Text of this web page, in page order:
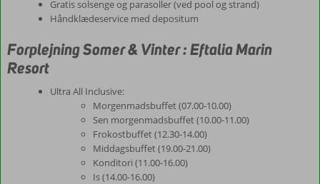
Gratis solsenge og parasoller (ved pool og strand)
Håndklædeservice med depositum
Forplejning Somer & Vinter : Eftalia Marin
Resort
Ultra All Inclusive:
Morgenmadsbuffet (07.00-10.00)
Sen morgenmadsbuffet (10.00-11.00)
Frokostbuffet (12.30-14.00)
Middagsbuffet (19.00-21.00)
Konditori (11.00-16.00)
Is (14.00-16.00)